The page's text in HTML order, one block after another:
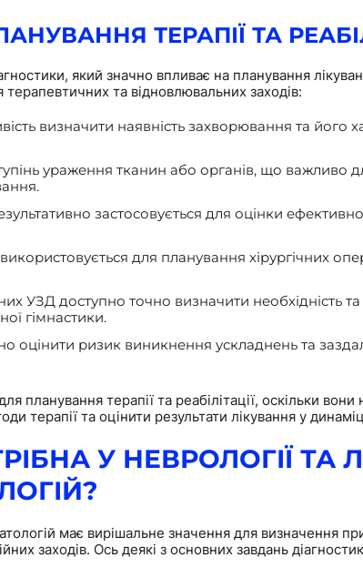
ТЕРАПІЇ ТА
який значно впливає на планування
та відновлювальних заходів:
визначити наявність захворювання та його
ураження тканин або органів, що важливо
застосовується для оцінки
для планування хірургічних
УЗД доступно точно визначити необхідність та
гімнастики.
оцінити ризик виникнення ускладнень та
терапії та реабілітації, оскільки
терапії та оцінити результати лікування у
У НЕВРОЛОГІЇ ТА
має вирішальне значення для визначення
заходів. Ось деякі з основних завдань